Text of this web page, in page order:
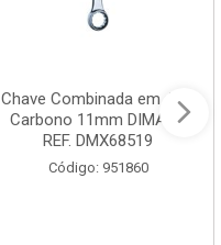
Chave Combinada em Aço
Carbono 11mm DIMAX /
REF. DMX68519
Código: 951860